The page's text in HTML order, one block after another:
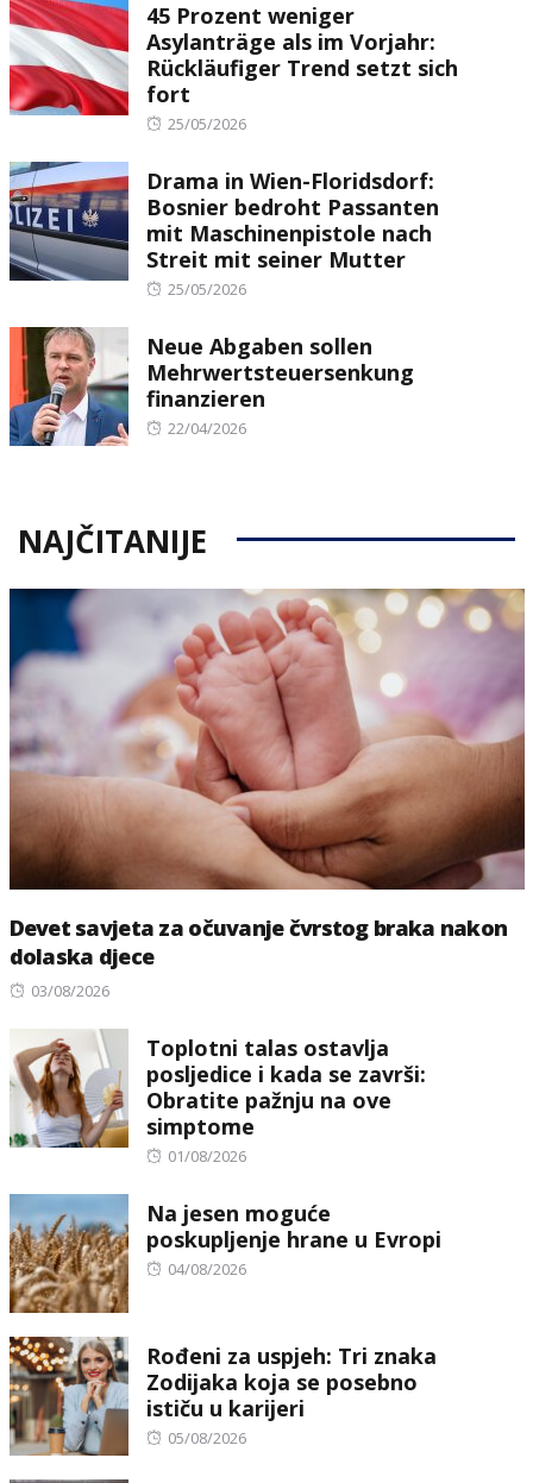
45 Prozent weniger
Asylanträge als im Vorjahr:
Rückläufiger Trend setzt sich
fort
Posted
25/05/2026
Drama in Wien-Floridsdorf:
Bosnier bedroht Passanten
mit Maschinenpistole nach
Streit mit seiner Mutter
Posted
25/05/2026
Neue Abgaben sollen
Mehrwertsteuersenkung
finanzieren
Posted
22/04/2026
NAJČITANIJE
Devet savjeta za očuvanje čvrstog braka nakon
dolaska djece
Posted
03/08/2026
Toplotni talas ostavlja
posljedice i kada se završi:
Obratite pažnju na ove
simptome
Posted
01/08/2026
Na jesen moguće
poskupljenje hrane u Evropi
Posted
04/08/2026
Rođeni za uspjeh: Tri znaka
Zodijaka koja se posebno
ističu u karijeri
Posted
05/08/2026